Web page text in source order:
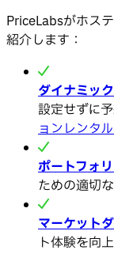
PriceLabsがホス
紹介します：
ダイナミッ
設定せずに
ョンレンタ
ポートフォ
ための適切
マーケット
ト体験を向